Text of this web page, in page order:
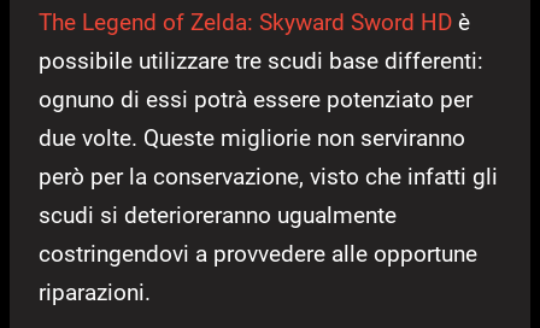
The Legend of Zelda: Skyward Sword HD è
possibile utilizzare tre scudi base differenti:
ognuno di essi potrà essere potenziato per
due volte. Queste migliorie non serviranno
però per la conservazione, visto che infatti gli
scudi si deterioreranno ugualmente
costringendovi a provvedere alle opportune
riparazioni.